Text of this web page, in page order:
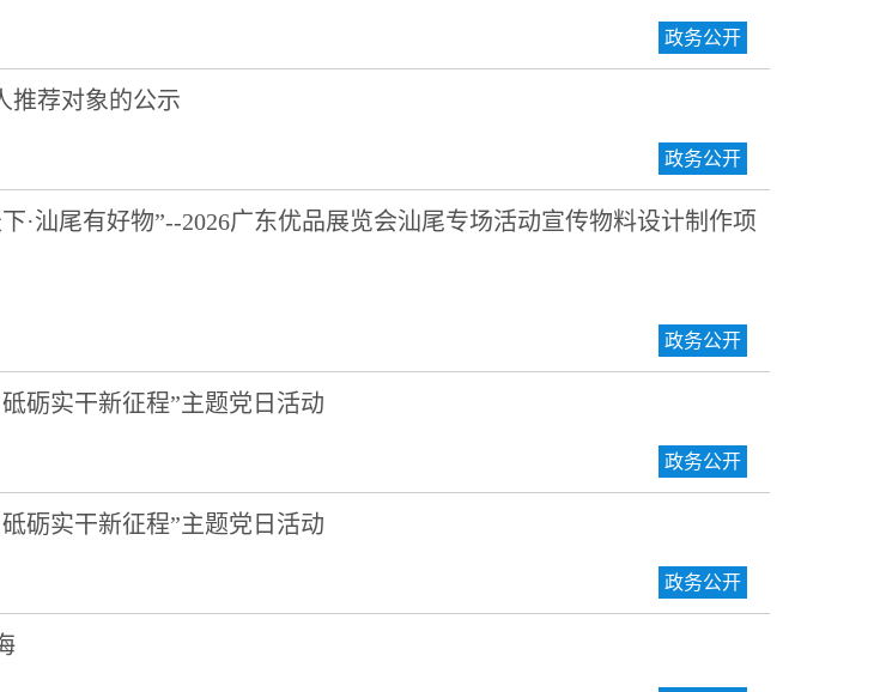
政务公开
推荐对象的公示
政务公开
·汕尾有好物”--2026广东优品展览会汕尾专场活动宣传物料设计制作项
政务公开
砺实干新征程”主题党日活动
政务公开
砺实干新征程”主题党日活动
政务公开